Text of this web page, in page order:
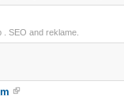
. SEO and reklame.